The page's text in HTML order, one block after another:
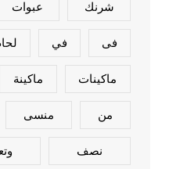
شرنك عبوات
فى في
ماكينات ماكينة
من منسى
نصف